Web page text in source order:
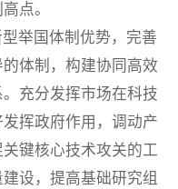
点。
举国体制优势，完善
体制，构建协同高效
充分发挥市场在科技
挥政府作用，调动产
键核心技术攻关的工
设，提高基础研究组